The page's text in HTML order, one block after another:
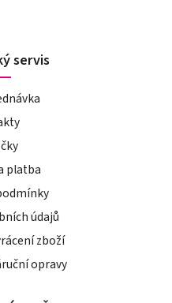
servis
platba
údajů
zboží
opravy